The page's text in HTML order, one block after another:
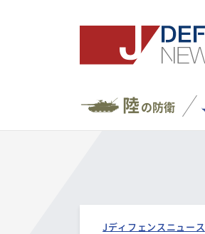
陸の防衛
Jディフェンスニュース